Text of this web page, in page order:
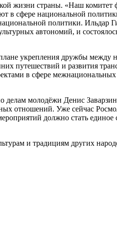
жизни страны. «Наш
в сфере национальной
политики.
автономий, и
укрепления дружбы
путешествий и развития
в сфере
молодёжи Денис
отношений. Уже сейчас
должно стать
и традициям других